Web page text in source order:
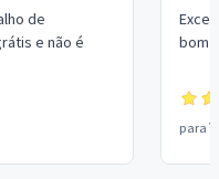
de
e não é
bom
para